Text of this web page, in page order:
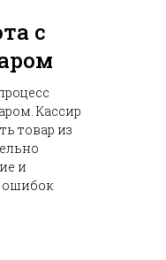
с
Кассир
товар из
и
ошибок